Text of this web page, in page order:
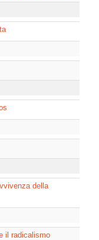
della
il radicalismo